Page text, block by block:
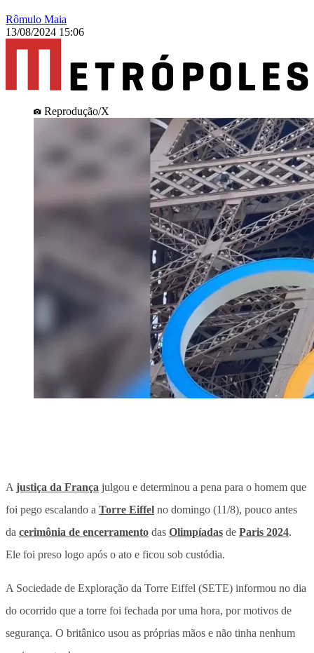
Rômulo Maia
13/08/2024 15:06
Reprodução/X
A justiça da França julgou e determinou a pena para o homem que
foi pego escalando a Torre Eiffel no domingo (11/8), pouco antes
da cerimônia de encerramento das Olimpíadas de Paris 2024.
Ele foi preso logo após o ato e ficou sob custódia.
A Sociedade de Exploração da Torre Eiffel (SETE) informou no dia
do ocorrido que a torre foi fechada por uma hora, por motivos de
segurança. O britânico usou as próprias mãos e não tinha nenhum